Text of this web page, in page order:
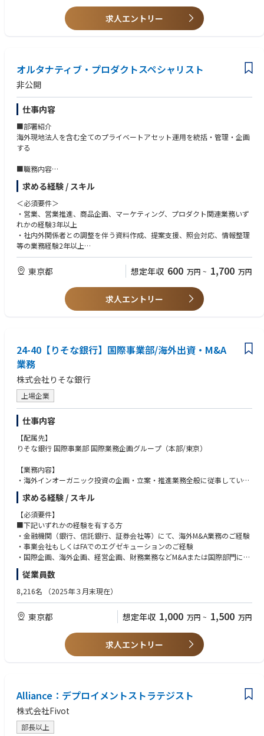
・経験値の幅を広げたい方
・コミュニケーションを大切にできる方
求人エントリー
オルタナティブ・プロダクトスペシャリスト
非公開
仕事内容
■部署紹介
海外現地法人を含む全てのプライベートアセット運用を統括・管理・企画
する
■職務内容
1．自社運用プロダクトに関する海外現法及びSMBCとの協働によるマーケ
ティング推進
2．マーケティング戦略の立案・実行・改善（PDCA）
3．本邦大手機関投資家に対するカスタマイズ運用提案・エグゼキューシ
ョン
4．提案資料、説明資料、その他マーケティングツールの整備
5．グループ企業及び営業部門の投資家向けプロモーション支援
7．DDQ等への対応にあたり、海外現法等と連携した情報整理
8．運用レポート対応、各種資料作成支援
9．競合他社、投資家動向、市場情報等の収集・分析
10．自社運用戦略に関する各種施策・検討への関与
11．上記に付随する各種業務
求める経験 / スキル
＜必須要件＞
・営業、営業推進、商品企画、マーケティング、プロダクト関連業務いず
れかの経験3年以上
・社内外関係者との調整を伴う資料作成、提案支援、照会対応、情報整理
等の業務経験2年以上
・金融商品または資産運用業務への関心を持ち、新規領域の業務習得・推
進に取り組んだ経験1年以上
・PowerPoint、Excel、Wordを用いた資料作成能力
＜望ましい要件＞
1．営業、営業推進、商品企画、マーケティング、プロダクト関連業務の
3．オルタナティブ資産、プライベートマーケッツ、自社運用商品に関す
る知見
4．投資家向け資料、提案資料、DDQ、運用レポート等の作成または対応
経験
5．プロモーション支援、販売支援の経験
東京都 想定年収 600 万円 ~ 1,700 万円
求人エントリー
24-40【りそな銀行】国際事業部/海外出資・M&A
業務
株式会社りそな銀行
上場企業
仕事内容
【配属先】
りそな銀行 国際事業部 国際業務企画グループ（本部/東京）
【業務内容】
・海外インオーガニック投資の企画・立案・推進業務全般に従事していた
だきます。
※東南アジアを中心とした海外金融機関への投資を想定
・国際ビジネスの拡大に資するM&A戦略の立案、社内の関係部と調整しな
がら具体的な案件のソーシング・推進・実行、PMI(Post Merger Integratio
n／出資後の事業統合)を推進する業務を担当していただきます。
※海外戦略立案から投資実行、PMIまで一貫して経験することで、グロー
バル戦略・投資領域の専門性を高めることができます。
【当部で働く魅力】
・今回のポジションでは、出資先などのソーシングからエグゼキューショ
ンまで一気通貫型で業務携わっていただくことを想定しています。海外イ
ンオーガニック戦略に関わる企画立案から実行まで携わることができるた
め裁量権も多く、やりがいのある仕事です。
・当部は目指す姿として「リテールNo.1のグローバル化」を掲げ、中堅中
小企業を中心とした日系企業の海外ビジネスのサポートに注力していま
さまのサポートを通じ、様々な経験を積んで頂くことができます。
・当社は、海外ネットワークを大きく拡大していくことを検討していま
す。国際事業部にて中長期的なキャリアを積んで頂くことで、国際ビジネ
求める経験 / スキル
【必須要件】
■下記いずれかの経験を有する方
・金融機関（銀行、信託銀行、証券会社等）にて、海外M&A業務のご経験
・事業会社もしくはFAでのエグゼキューションのご経験
・国際企画、海外企画、経営企画、財務業務などM&Aまたは国際部門に関
連する部門でのご経験
【歓迎要件】
・クロスボーダー案件の実務経験者
従業員数
8,216名 （2025年３月末現在）
東京都 想定年収 1,000 万円 ~ 1,500 万円
求人エントリー
Alliance：デプロイメントストラテジスト
株式会社Fivot
部長以上